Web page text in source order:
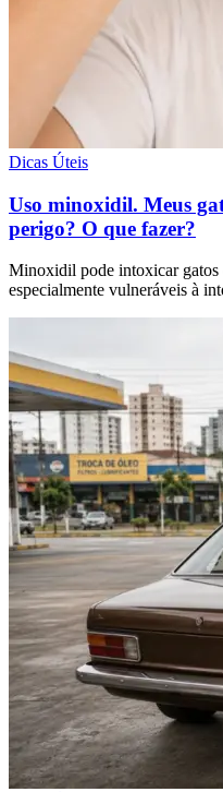
Dicas Úteis
Uso minoxidil. Meus
perigo? O que fazer?
Minoxidil pode intoxicar gatos
especialmente vulneráveis à